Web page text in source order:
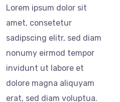
Lorem ipsum dolor sit
amet, consetetur
sadipscing elitr, sed diam
nonumy eirmod tempor
invidunt ut labore et
dolore magna aliquyam
erat, sed diam voluptua.